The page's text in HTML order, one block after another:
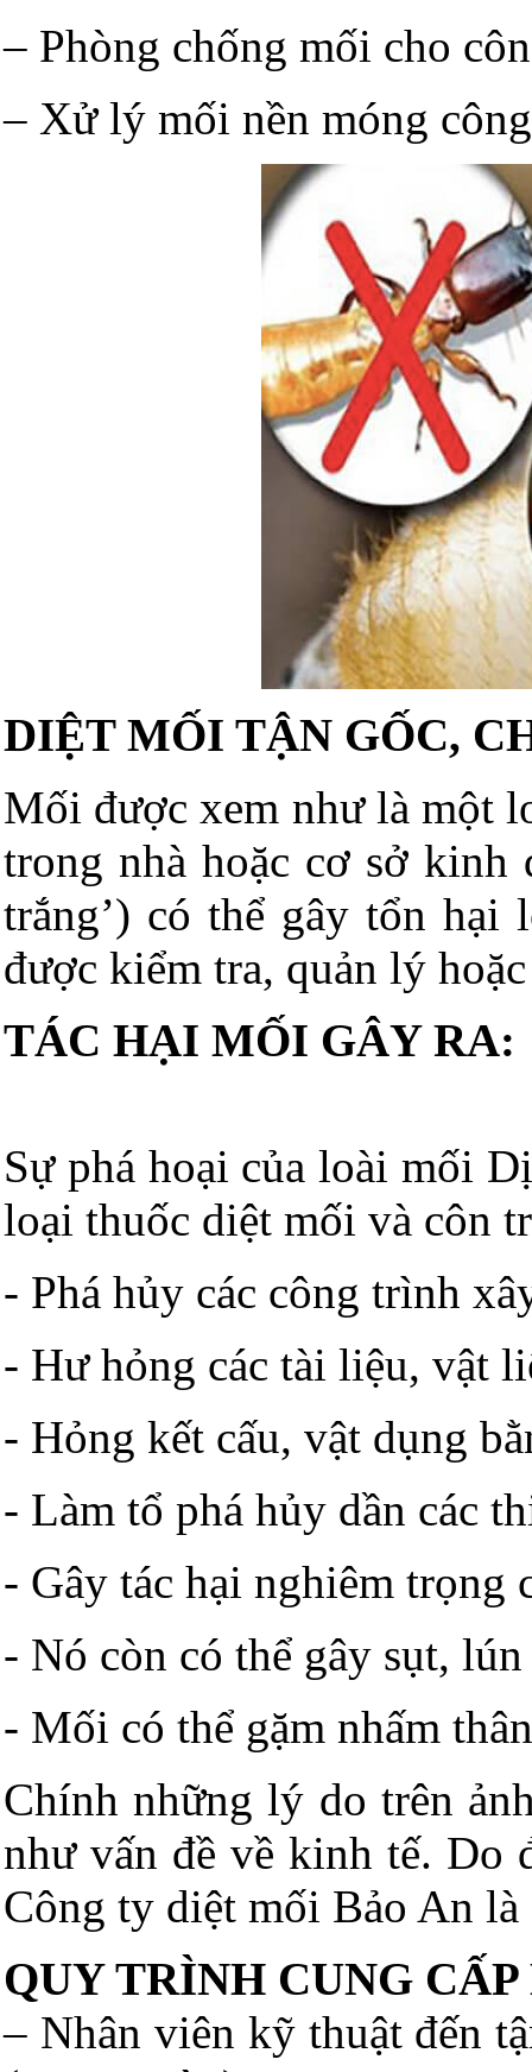
– Phòng chống mối cho
– Xử lý mối nền móng
DIỆT MỐI TẬN GỐC,
Mối được xem như là một
trong nhà hoặc cơ sở
trắng’) có thể gây tổn hại
được kiểm tra, quản lý
TÁC HẠI MỐI GÂY RA:
Sự phá hoại của loài mối
loại thuốc diệt mối và côn
- Phá hủy các công trình
- Hư hỏng các tài liệu, vật
- Hỏng kết cấu, vật dụng
- Làm tổ phá hủy dần các
- Gây tác hại nghiêm trọng
- Nó còn có thể gây sụt,
- Mối có thể gặm nhấm
Chính những lý do trên
như vấn đề về kinh tế. Do
Công ty diệt mối Bảo An là
QUY TRÌNH CUNG
– Nhân viên kỹ thuật đến